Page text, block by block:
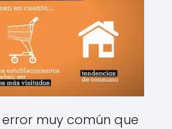
muy común que